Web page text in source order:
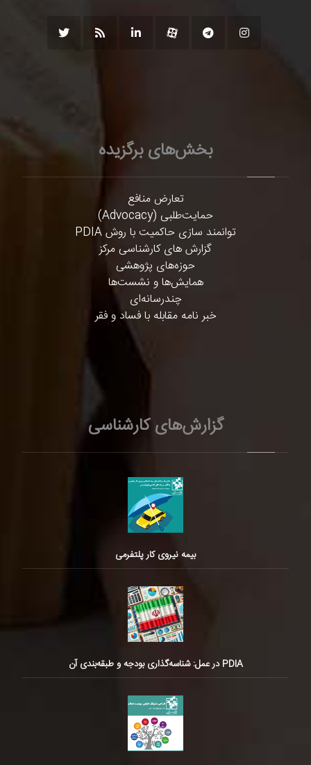
بخش‌های برگزیده
تعارض منافع
حمایت‌طلبی (Advocacy)
توانمند سازی حاکمیت با روش PDIA
گزارش های کارشناسی مرکز
حوزه‌های پژوهشی
همایش‌ها و نشست‌ها
چندرسانه‌ای
خبر نامه مقابله با فساد و فقر
گزارش‌های کارشناسی
بیمه نیروی کار پلتفرمی
PDIA در عمل: شناسه‌گذاری بودجه و طبقه‌بندی آن